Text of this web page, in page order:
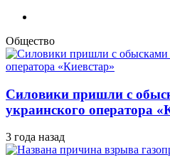
Общество
Силовики пришли с
украинского оператора
3 года назад